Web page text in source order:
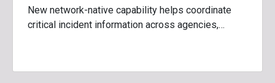
New network-native capability helps coordinate
critical incident information across agencies,…